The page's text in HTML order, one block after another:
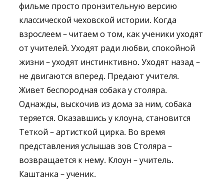
фильме просто пронзительную версию
классической чеховской истории. Когда
взрослеем – читаем о том, как ученики уходят
от учителей. Уходят ради любви, спокойной
жизни – уходят инстинктивно. Уходят назад –
не двигаются вперед. Предают учителя.
Живет беспородная собака у столяра.
Однажды, выскочив из дома за ним, собака
теряется. Оказавшись у клоуна, становится
Теткой – артисткой цирка. Во время
представления услышав зов Столяра –
возвращается к нему. Клоун – учитель.
Каштанка – ученик.